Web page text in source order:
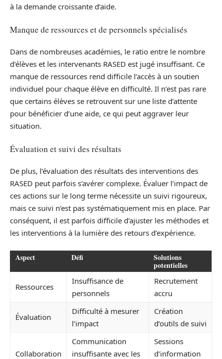
à la demande croissante d’aide.
Manque de ressources et de personnels spécialisés
Dans de nombreuses académies, le ratio entre le nombre
d’élèves et les intervenants RASED est jugé insuffisant. Ce
manque de ressources rend difficile l’accès à un soutien
individuel pour chaque élève en difficulté. Il n’est pas rare
que certains élèves se retrouvent sur une liste d’attente
pour bénéficier d’une aide, ce qui peut aggraver leur
situation.
Évaluation et suivi des résultats
De plus, l’évaluation des résultats des interventions des
RASED peut parfois s’avérer complexe. Évaluer l’impact de
ces actions sur le long terme nécessite un suivi rigoureux,
mais ce suivi n’est pas systématiquement mis en place. Par
conséquent, il est parfois difficile d’ajuster les méthodes et
les interventions à la lumière des retours d’expérience.
Aspect Défi Solutions
potentielles
Ressources
Insuffisance de
personnels
Recrutement
accru
Évaluation
Difficulté à mesurer
l’impact
Création
d’outils de suivi
Collaboration
Communication
insuffisante avec les
Sessions
d’information